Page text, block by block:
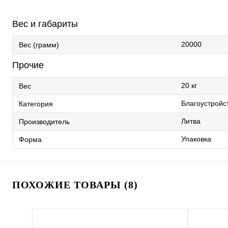
Вес и габариты
Вес (грамм) 20000
Прочие
Вес 20 кг
Категория
Производитель Литва
Форма Упаковка
ПОХОЖИЕ ТОВАРЫ (8)